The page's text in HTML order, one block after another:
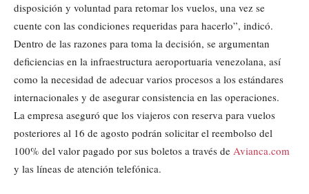
disposición y voluntad para retomar los vuelos, una vez se
cuente con las condiciones requeridas para hacerlo”, indicó.
Dentro de las razones para toma la decisión, se argumentan
deficiencias en la infraestructura aeroportuaria venezolana, así
como la necesidad de adecuar varios procesos a los estándares
internacionales y de asegurar consistencia en las operaciones.
La empresa aseguró que los viajeros con reserva para vuelos
posteriores al 16 de agosto podrán solicitar el reembolso del
100% del valor pagado por sus boletos a través de Avianca.com
y las líneas de atención telefónica.